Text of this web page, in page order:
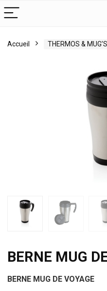
Accueil THERMOS & MUG’S
BERNE MUG
BERNE MUG DE VOYAGE